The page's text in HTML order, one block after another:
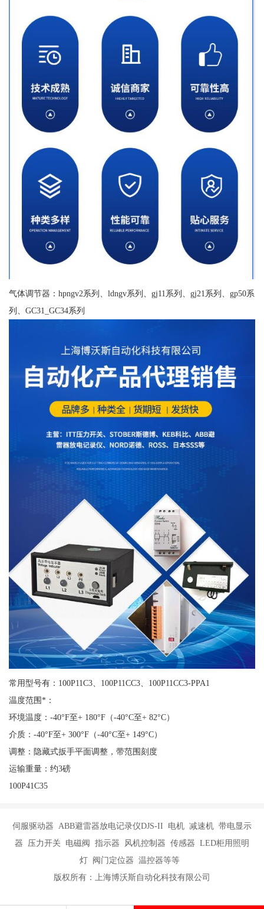
气体调节器：hpngv2系列、ldngv系列、gj11系列、gj21系列、gp50系
列、GC31_GC34系列
常用型号有：100P11C3、100P11CC3、100P11CC3-PPA1
温度范围*：
环境温度：-40°F至+ 180°F（-40°C至+ 82°C）
介质：-40°F至+ 300°F（-40°C至+ 149°C）
调整：隐藏式扳手平面调整，带范围刻度
运输重量：约3磅
100P41C35
伺服驱动器 ABB避雷器放电记录仪DJS-II 电机 减速机 带电显示
器 压力开关 电磁阀 指示器 风机控制器 传感器 LED柜用照明
灯 阀门定位器 温控器等等
版权所有：上海博沃斯自动化科技有限公司